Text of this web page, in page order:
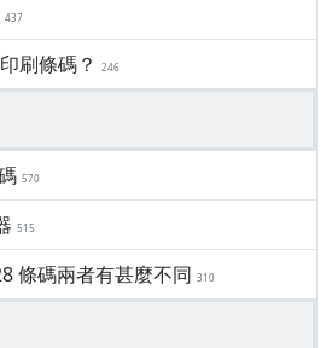
437
刷條碼？ 246
570
515
條碼兩者有甚麼不同 310